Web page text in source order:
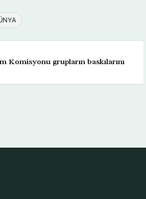
Komisyonu grupların baskılarını